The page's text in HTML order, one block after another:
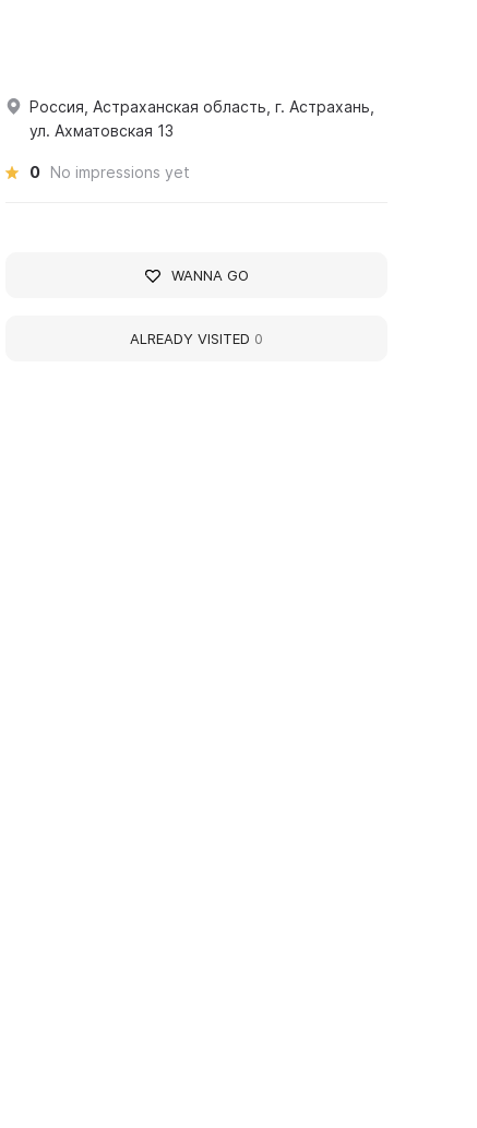
Россия, Астраханская область, г. Астрахань,
ул. Ахматовская 13
0 No impressions yet
WANNA GO
ALREADY VISITED 0